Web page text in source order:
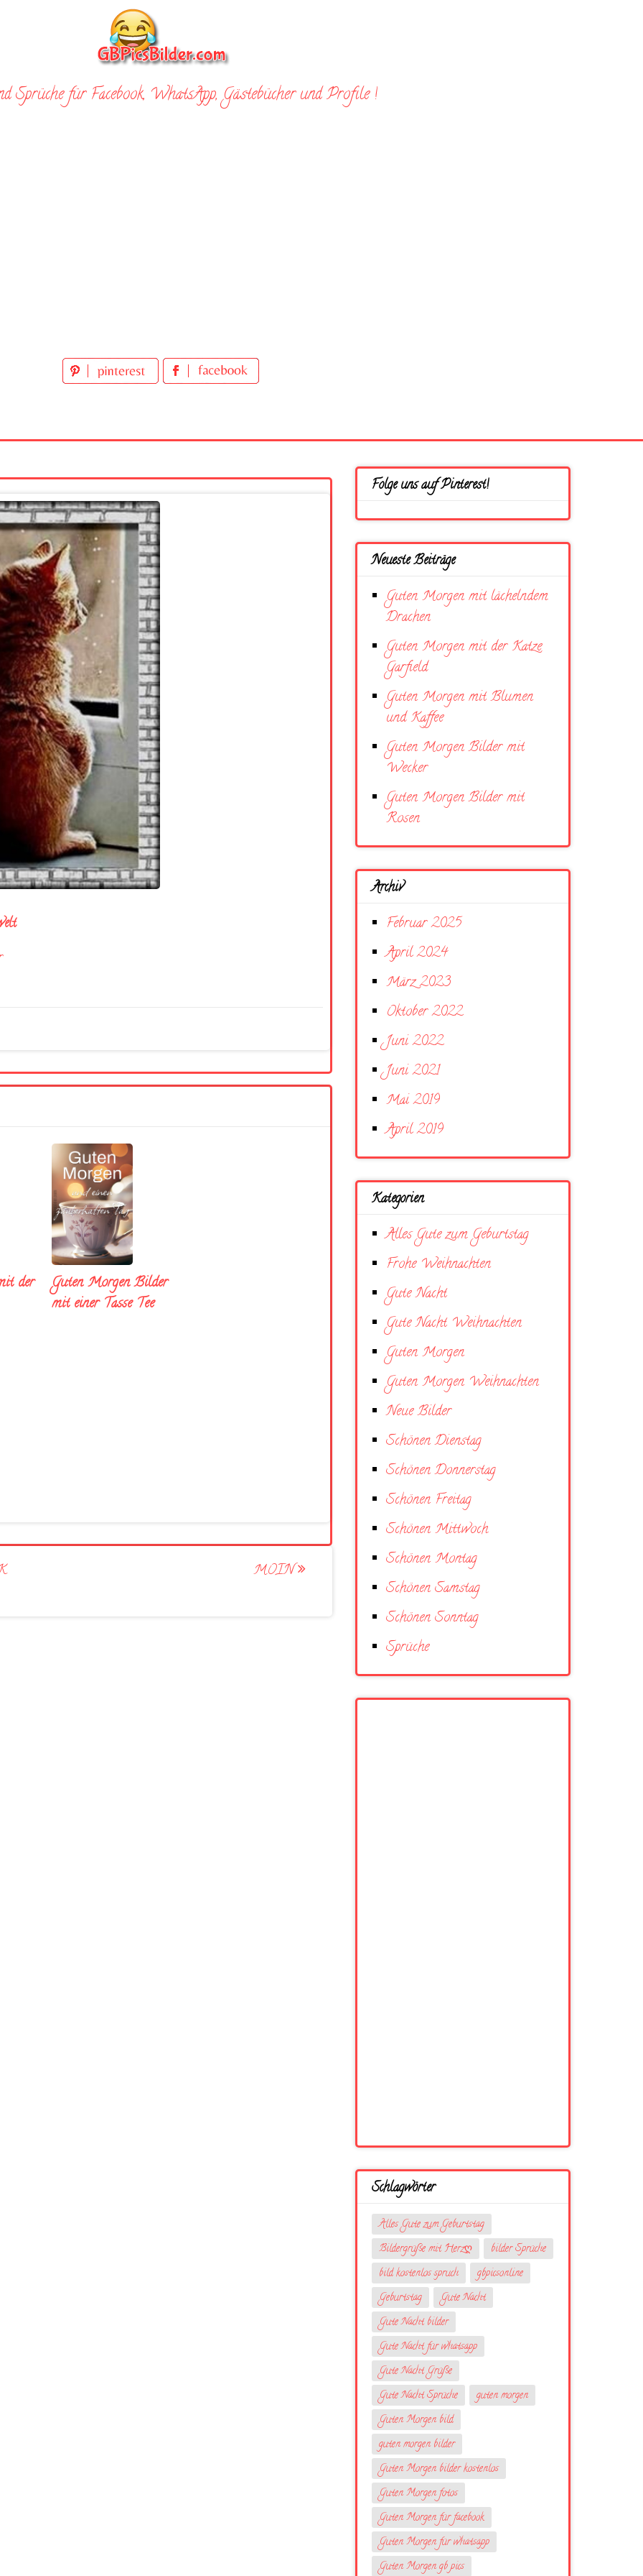
Sprüche für Facebook, WhatsApp, Gästebücher und Profile !
der
Guten Morgen Bilder
mit einer Tasse Tee
MOIN
Folge uns auf Pinterest!
Neueste Beiträge
Guten Morgen mit lächelndem
Drachen
Guten Morgen mit der Katze
Garfield
Guten Morgen mit Blumen
und Kaffee
Guten Morgen Bilder mit
Wecker
Guten Morgen Bilder mit
Rosen
Archiv
Februar 2025
April 2024
März 2023
Oktober 2022
Juni 2022
Juni 2021
Mai 2019
April 2019
Kategorien
Alles Gute zum Geburtstag
Frohe Weihnachten
Gute Nacht
Gute Nacht Weihnachten
Guten Morgen
Guten Morgen Weihnachten
Neue Bilder
Schönen Dienstag
Schönen Donnerstag
Schönen Freitag
Schönen Mittwoch
Schönen Montag
Schönen Samstag
Schönen Sonntag
Sprüche
Schlagwörter
Alles Gute zum Geburtstag
Bildergrüße mit Herzღ
bilder Sprüche
bild kostenlos spruch
gbpicsonline
Geburtstag
Gute Nacht
Gute Nacht bilder
Gute Nacht für whatsapp
Gute Nacht Grüße
Gute Nacht Sprüche
guten morgen
Guten Morgen bild
guten morgen bilder
Guten Morgen bilder kostenlos
Guten Morgen fotos
Guten Morgen für facebook
Guten Morgen für whatsapp
Guten Morgen gb pics